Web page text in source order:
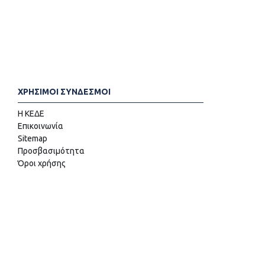
ΧΡΗΣΙΜΟΙ ΣΥΝΔΕΣΜΟΙ
Η ΚΕΔΕ
Επικοινωνία
Sitemap
Προσβασιμότητα
Όροι χρήσης